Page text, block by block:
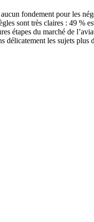
fondement pour les
sont très claires : 49 %
étapes du marché de
les sujets plus